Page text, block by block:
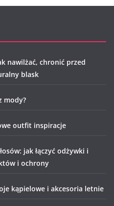
nawilżać, chronić przed
blask
mody?
outfit inspiracje
jak łączyć odżywki i
i ochrony
kąpielowe i akcesoria letnie